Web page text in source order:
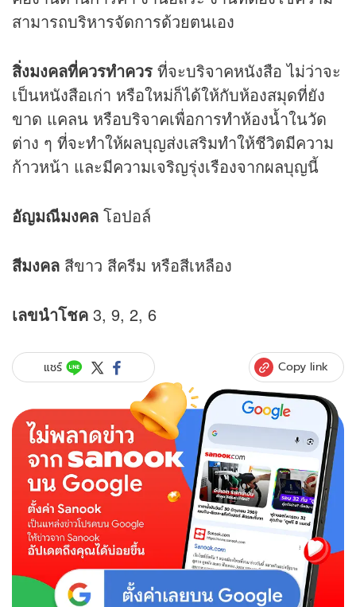
สามารถบริหารจัดการด้วยตนเอง
สิ่งมงคลที่ควรทำควร ที่จะบริจาคหนังสือ ไม่ว่าจะ
เป็นหนังสือเก่า หรือใหม่ก็ได้ให้กับห้องสมุดที่ยัง
ขาด แคลน หรือบริจาคเพื่อการทำห้องน้ำในวัด
ต่าง ๆ ที่จะทำให้ผลบุญส่งเสริมทำให้ชีวิตมีความ
ก้าวหน้า และมีความเจริญรุ่งเรืองจากผลบุญนี้
อัญมณีมงคล โอปอล์
สีมงคล สีขาว สีครีม หรือสีเหลือง
เลขนำโชค 3, 9, 2, 6
แชร์ Copy link